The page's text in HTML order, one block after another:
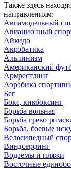
Также здесь
направлениям:
Авиамодельный
Авиационный
Айкидо
Акробатика
Альпинизм
Американский
Армрестлинг
Аэробика
Бег
Бокс, кикбоксинг
Борьба вольная
Борьба греко-
Борьба, боевые
Велосипедный
Виндсерфинг
Водоемы и пляжи
Восточные